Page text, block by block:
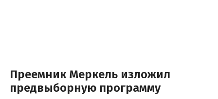
Преемник Меркель изложил
предвыборную программу